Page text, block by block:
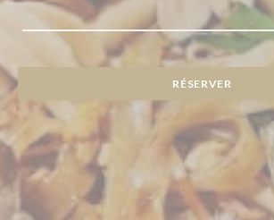
RÉSERVER